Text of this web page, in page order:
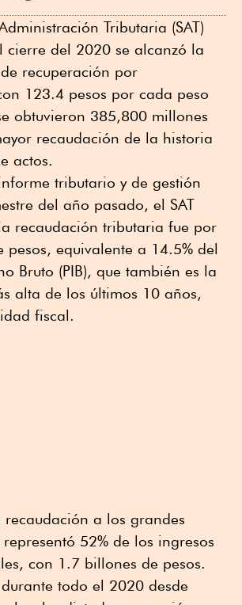
Tributaria (SAT)
cierre del 2020 se alcanzó la
recuperación por
123.4 pesos por cada peso
obtuvieron 385,800 millones
recaudación de la historia
actos.
tributario y de gestión
del año pasado, el SAT
recaudación tributaria fue por
pesos, equivalente a 14.5% del
Bruto (PIB), que también es la
alta de los últimos 10 años,
fiscal.
recaudación a los grandes
52% de los ingresos
con 1.7 billones de pesos.
todo el 2020 desde